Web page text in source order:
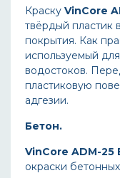
Краску VinCore
твёрдый пластик
покрытия. Как
используемый
водостоков.
пластиковую
адгезии.
Бетон.
VinCore ADM-25
окраски